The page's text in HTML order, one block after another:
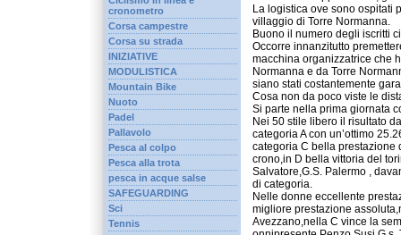
cronometro
Corsa campestre
Corsa su strada
INIZIATIVE
MODULISTICA
Mountain Bike
Nuoto
Padel
Pallavolo
Pesca al colpo
Pesca alla trota
pesca in acque salse
SAFEGUARDING
Sci
Tennis
La logistica ove sono ospitati
villaggio di Torre Normanna.
Buono il numero degli iscritti
Occorre innanzitutto
macchina organizzatrice che
Normanna e da Torre
siano stati costantemente
Cosa non da poco viste le
Si parte nella prima giornata
Nei 50 stile libero il risultato
categoria A con un’ottimo
categoria C bella prestazione
crono,in D bella vittoria del
Salvatore,G.S. Palermo ,
di categoria.
Nelle donne eccellente
migliore prestazione
Avezzano,nella C vince la